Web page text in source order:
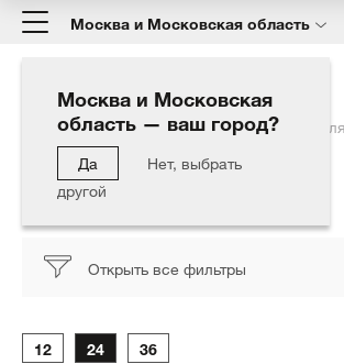
Москва и Московская область
Москва и Московская
область — ваш город?
Да
Нет, выбрать
другой
Главная Каталог Полировка автомобиля
Подложка для кругов
73 мм / М14
73 мм / М14
Открыть все фильтры
12 24 36